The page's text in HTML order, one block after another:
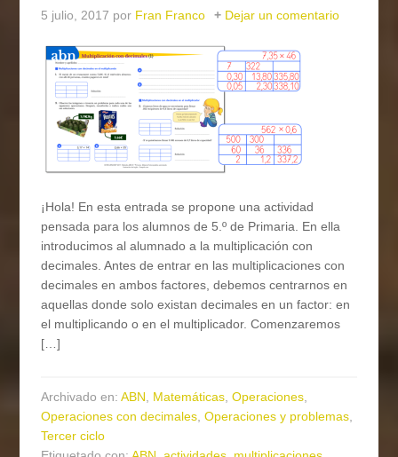
5 julio, 2017 por Fran Franco Dejar un comentario
¡Hola! En esta entrada se propone una actividad
pensada para los alumnos de 5.º de Primaria. En ella
introducimos al alumnado a la multiplicación con
decimales. Antes de entrar en las multiplicaciones con
decimales en ambos factores, debemos centrarnos en
aquellas donde solo existan decimales en un factor: en
el multiplicando o en el multiplicador. Comenzaremos
[…]
Archivado en:ABN, Matemáticas,Operaciones,
Operaciones con decimales,Operaciones y problemas,
Tercer ciclo